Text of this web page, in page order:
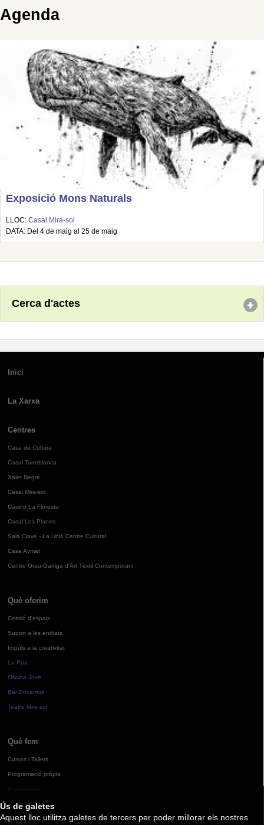
Ús de galetes
Aquest lloc utilitza galetes de tercers per poder millorar els nostres
Agenda
Exposició Mons Naturals
LLOC: Casal Mira-sol
DATA: Del 4 de maig al 25 de maig
Cerca d'actes
Inici
La Xarxa
Centres
Casa de Cultura
Casal Torreblanca
Xalet Negre
Casal Mira-sol
Casino La Floresta
Casal Les Planes
Sala Clavé - La Unió Centre Cultural
Casa Aymat
Centre Grau-Garriga d'Art Tèxtil Contemporani
Què oferim
Cessió d'espais
Suport a les entitats
Impuls a la creativitat
La Pua
Oficina Jove
Bar Bocamoll
Teatre Mira-sol
Què fem
Cursos i Tallers
Programació pròpia